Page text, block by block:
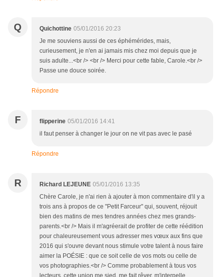
Q Quichottine 05/01/2016 20:23
Je me souviens aussi de ces éphémérides, mais,
curieusement, je n'en ai jamais mis chez moi depuis que je
suis adulte...<br /> <br /> Merci pour cette fable, Carole.<br />
Passe une douce soirée.
Répondre
F flipperine 05/01/2016 14:41
il faut penser à changer le jour on ne vit pas avec le pasé
Répondre
R Richard LEJEUNE 05/01/2016 13:35
Chère Carole, je n'ai rien à ajouter à mon commentaire d'il y a
trois ans à propos de ce "Petit Farceur" qui, souvent, réjouit
bien des matins de mes tendres années chez mes grands-
parents.<br /> Mais il m'agréerait de profiter de cette réédition
pour chaleureusement vous adresser mes vœux aux fins que
2016 qui s'ouvre devant nous stimule votre talent à nous faire
aimer la POÉSIE : que ce soit celle de vos mots ou celle de
vos photographies.<br /> Comme probablement à tous vos
lecteurs, cette union me sied, me fait rêver, m'interpelle